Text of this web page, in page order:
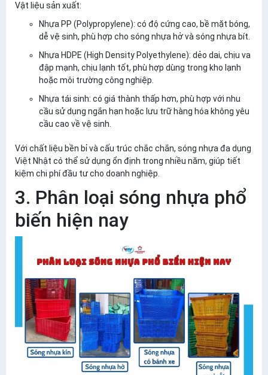
Vật liệu sản xuất:
Nhựa PP (Polypropylene): có độ cứng cao, bề mặt bóng,
dễ vệ sinh, phù hợp cho sóng nhựa hở và sóng nhựa bít.
Nhựa HDPE (High Density Polyethylene): dẻo dai, chịu va
đập mạnh, chịu lạnh tốt, phù hợp dùng trong kho lạnh
hoặc môi trường công nghiệp.
Nhựa tái sinh: có giá thành thấp hơn, phù hợp với nhu
cầu sử dụng ngắn hạn hoặc lưu trữ hàng hóa không yêu
cầu cao về vệ sinh.
Với chất liệu bền bỉ và cấu trúc chắc chắn, sóng nhựa đa dụng
Việt Nhật có thể sử dụng ổn định trong nhiều năm, giúp tiết
kiệm chi phí đầu tư cho doanh nghiệp.
3. Phân loại sóng nhựa phổ
biến hiện nay